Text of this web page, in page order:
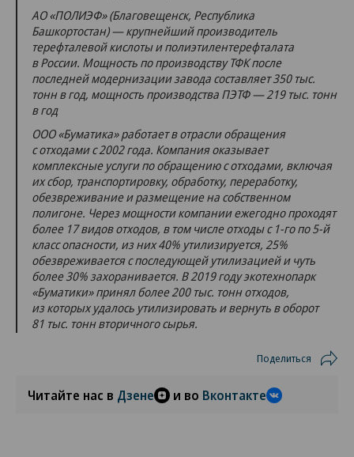
АО «ПОЛИЭФ» (Благовещенск, Республика
Башкортостан) — крупнейший производитель
терефталевой кислоты и полиэтилентерефталата
в России. Мощность по производству ТФК после
последней модернизации завода составляет 350 тыс.
тонн в год, мощность производства ПЭТФ — 219 тыс. тонн
в год
ООО «Буматика» работает в отрасли обращения
с отходами с 2002 года. Компания оказывает
комплексные услуги по обращению с отходами, включая
их сбор, транспортировку, обработку, переработку,
обезвреживание и размещение на собственном
полигоне. Через мощности компании ежегодно проходят
более 17 видов отходов, в том числе отходы с 1-го по 5-й
класс опасности, из них 40% утилизируется, 25%
обезвреживается с последующей утилизацией и чуть
более 30% захоранивается. В 2019 году экотехнопарк
«Буматики» принял более 200 тыс. тонн отходов,
из которых удалось утилизировать и вернуть в оборот
81 тыс. тонн вторичного сырья.
Поделиться
Читайте нас в Дзене и во Вконтакте